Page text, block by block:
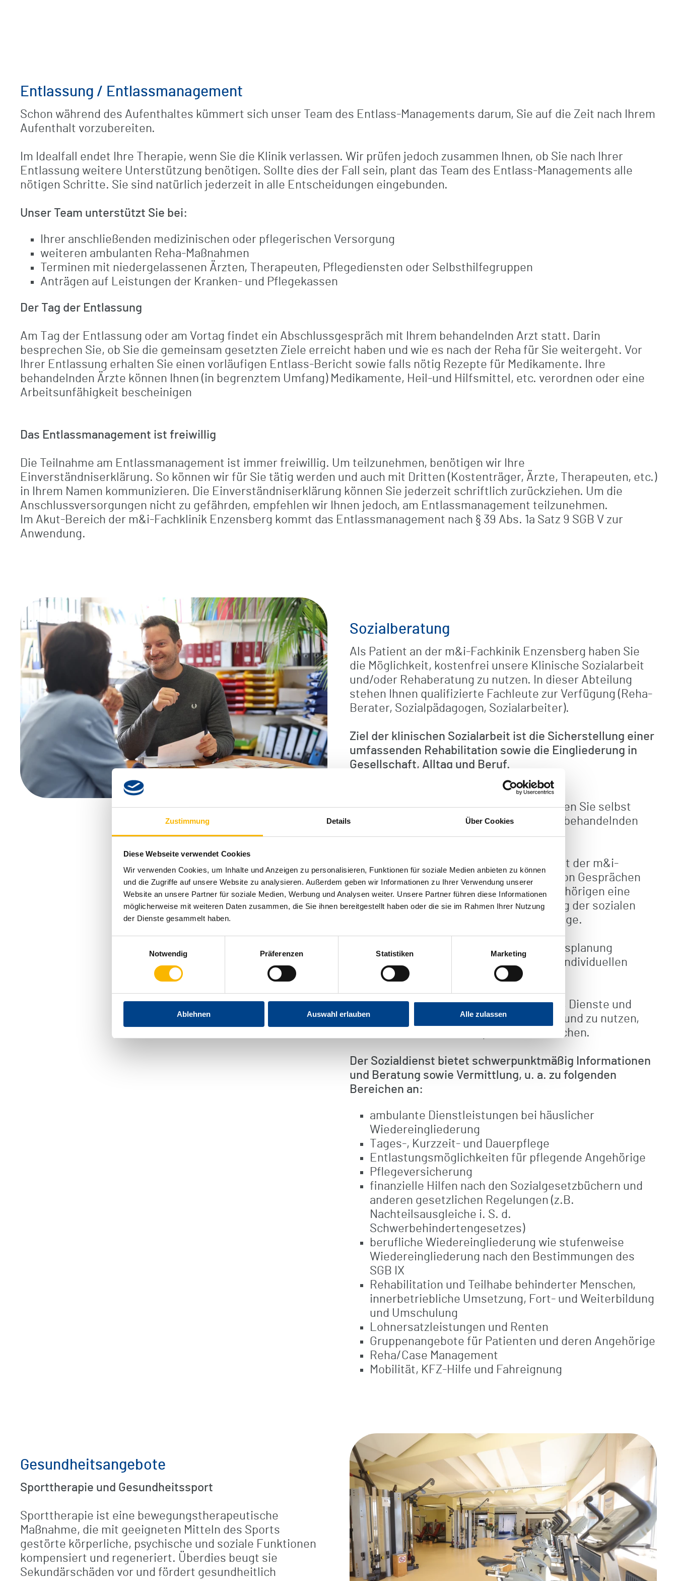
Zustimmung Details Über Cookies
Diese Webseite verwendet Cookies
Wir verwenden Cookies, um Inhalte und Anzeigen zu personalisieren, Funktionen für soziale Medien anbieten zu können
und die Zugriffe auf unsere Website zu analysieren. Außerdem geben wir Informationen zu Ihrer Verwendung unserer
Website an unsere Partner für soziale Medien, Werbung und Analysen weiter. Unsere Partner führen diese Informationen
möglicherweise mit weiteren Daten zusammen, die Sie ihnen bereitgestellt haben oder die sie im Rahmen Ihrer Nutzung
der Dienste gesammelt haben.
Notwendig
Präferenzen Statistiken Marketing
Ablehnen Auswahl erlauben Alle zulassen
BG-Patienten
Klinikrundgang (virtuell)
Digitale Grußkarten
Entlassung / Entlassmanagement
Schon während des Aufenthaltes kümmert sich unser Team des Entlass-Managements darum, Sie auf die Zeit nach Ihrem
Aufenthalt vorzubereiten.
Im Idealfall endet Ihre Therapie, wenn Sie die Klinik verlassen. Wir prüfen jedoch zusammen Ihnen, ob Sie nach Ihrer
Entlassung weitere Unterstützung benötigen. Sollte dies der Fall sein, plant das Team des Entlass-Managements alle
nötigen Schritte. Sie sind natürlich jederzeit in alle Entscheidungen eingebunden.
Unser Team unterstützt Sie bei:
Ihrer anschließenden medizinischen oder pflegerischen Versorgung
weiteren ambulanten Reha-Maßnahmen
Terminen mit niedergelassenen Ärzten, Therapeuten, Pflegediensten oder Selbsthilfegruppen
Anträgen auf Leistungen der Kranken- und Pflegekassen
Der Tag der Entlassung
Am Tag der Entlassung oder am Vortag findet ein Abschlussgespräch mit Ihrem behandelnden Arzt statt. Darin
besprechen Sie, ob Sie die gemeinsam gesetzten Ziele erreicht haben und wie es nach der Reha für Sie weitergeht. Vor
Ihrer Entlassung erhalten Sie einen vorläufigen Entlass-Bericht sowie falls nötig Rezepte für Medikamente.
Ihre
behandelnden Ärzte können Ihnen (in begrenztem Umfang) Medikamente, Heil-und Hilfsmittel, etc. verordnen oder eine
Arbeitsunfähigkeit bescheinigen
Das Entlassmanagement ist freiwillig
Die Teilnahme am Entlassmanagement ist immer freiwillig. Um teilzunehmen, benötigen wir Ihre
Einverständniserklärung. So können wir für Sie tätig werden und auch mit Dritten (Kostenträger, Ärzte, Therapeuten, etc.)
in Ihrem Namen kommunizieren. Die Einverständniserklärung können Sie jederzeit schriftlich zurückziehen. Um die
Anschlussversorgungen nicht zu gefährden, empfehlen wir Ihnen jedoch, am Entlassmanagement teilzunehmen.
Im Akut-Bereich der m&i-Fachklinik Enzensberg kommt das Entlassmanagement nach § 39 Abs. 1a Satz 9 SGB V zur
Anwendung.
Sozialberatung
Als Patient an der m&i-Fachkinik Enzensberg haben Sie
die Möglichkeit, kostenfrei unsere Klinische Sozialarbeit
und/oder Rehaberatung zu nutzen. In dieser Abteilung
stehen Ihnen qualifizierte Fachleute zur Verfügung (Reha-
Berater, Sozialpädagogen, Sozialarbeiter).
Ziel der klinischen Sozialarbeit ist die Sicherstellung einer
umfassenden Rehabilitation sowie die Eingliederung in
Gesellschaft, Alltag und Beruf.
Die Anfrage zu einem Erstgespräch können Sie selbst
stellen oder auf Wunsch auch über Ihren behandelnden
Arzt in unserem Hause stellen lassen.
Der Mitarbeiter der klinischen Sozialarbeit der m&i-
Fachklinik Enzensberg erstellt an Hand von Gesprächen
mit Ihnen und gegebenenfalls Ihren Angehörigen eine
differenzierte Sozialanamnese (Erfragung der sozialen
Position) zu Ihrer krankheitsbedingten Lage.
Er setzt sich mit Ihrer zukünftigen Lebensplanung
auseinander und unterstützt Sie in Ihrer individuellen
Krankheitsbewältigung.
Ziel ist es, Sie als Patienten zu befähigen, Dienste und
soziale Netzwerke erschließen zu lernen und zu nutzen,
um eine bessere Lebensqualität zu erreichen.
Der Sozialdienst bietet schwerpunktmäßig Informationen
und Beratung sowie Vermittlung, u. a. zu folgenden
Bereichen an:
ambulante Dienstleistungen bei häuslicher
Wiedereingliederung
Tages-, Kurzzeit- und Dauerpflege
Entlastungsmöglichkeiten für pflegende Angehörige
Pflegeversicherung
finanzielle Hilfen nach den Sozialgesetzbüchern und
anderen gesetzlichen Regelungen (z.B.
Nachteilsausgleiche i. S. d.
Schwerbehindertengesetzes)
berufliche Wiedereingliederung wie stufenweise
Wiedereingliederung nach den Bestimmungen des
SGB IX
Rehabilitation und Teilhabe behinderter Menschen,
innerbetriebliche Umsetzung, Fort- und Weiterbildung
und Umschulung
Lohnersatzleistungen und Renten
Gruppenangebote für Patienten und deren Angehörige
Reha/Case Management
Mobilität, KFZ-Hilfe und Fahreignung
Gesundheitsangebote
Sporttherapie und Gesundheitssport
Sporttherapie ist eine bewegungstherapeutische
Maßnahme, die mit geeigneten Mitteln des Sports
gestörte körperliche, psychische und soziale Funktionen
kompensiert und regeneriert. Überdies beugt sie
Sekundärschäden vor und fördert gesundheitlich